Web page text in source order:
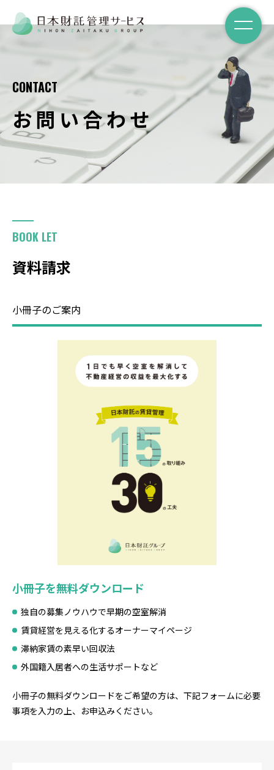
入居者募集
建物管理
リノベーション
保険活用 相続対策
手続きの流れ
会社概要
日本財託の想い
スタッフ紹介
CONTACT
お問い合わせ
管理のご相談
BOOK LET
資料請求
小冊子のご案内
小冊子を無料ダウンロード
独自の募集ノウハウで早期の空室解消
賃貸経営を見える化するオーナーマイページ
滞納家賃の素早い回収法
外国籍入居者への生活サポートなど
小冊子の無料ダウンロードをご希望の方は、下記フォームに必要
事項を入力の上、お申込みください。